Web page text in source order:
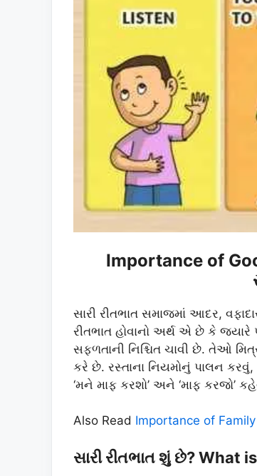
Importance of
સારી રીતભાત સમાજમાં આદર,
રીતભાત હોવાનો અર્થ એ છે કે
સફળતાની નિશ્ચિત ચાવી છે. તેઓ
કરે છે. રસ્તાના નિયમોનું પાલન
‘મને માફ કરશો’ અને ‘માફ કરજો’
Also Read Importance of
સારી રીતભાત શું છે? What